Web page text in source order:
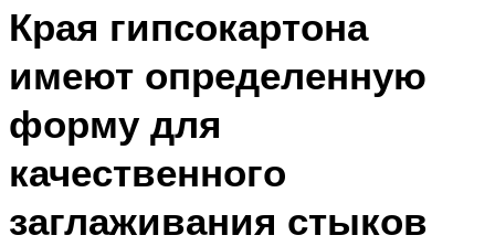
Края гипсокартона
имеют определенную
форму для
качественного
заглаживания стыков